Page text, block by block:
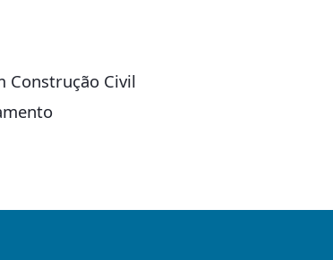
Construção Civil